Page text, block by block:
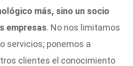
más, sino un socio
empresas. No nos limitamos
servicios; ponemos a
clientes el conocimiento